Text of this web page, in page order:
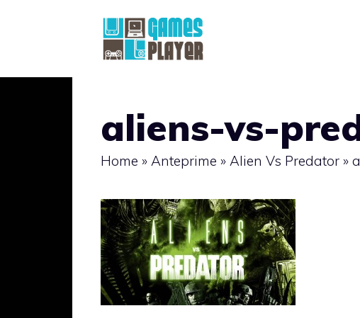
aliens-vs-
Home » Anteprime » Alien Vs Predator »